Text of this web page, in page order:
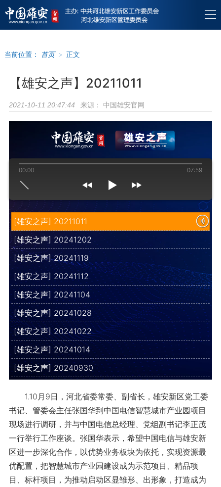
当前位置： 首页 > 正文
【雄安之声】20211011
2021-10-11 20:47:44 来源： 中国雄安官网
[雄安之声] 20211011
[雄安之声] 20241202
[雄安之声] 20241119
[雄安之声] 20241112
[雄安之声] 20241104
[雄安之声] 20241028
[雄安之声] 20241022
[雄安之声] 20241014
[雄安之声] 20240930
00:00 07:59
1.10月9日，河北省委常委、副省长，雄安新区党工委
书记、管委会主任张国华到中国电信智慧城市产业园项目
现场进行调研，并与中国电信总经理、党组副书记李正茂
一行举行工作座谈。张国华表示，希望中国电信与雄安新
区进一步深化合作，以优势业务板块为依托，实现资源最
优配置，把智慧城市产业园建设成为示范项目、精品项
目、标杆项目，为推动启动区显雏形、出形象，打造成为